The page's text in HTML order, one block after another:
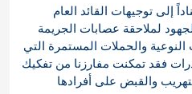
إلى توجيهات القائد العام
لملاحقة عصابات الجريمة
والحملات المستمرة التي
فقد تمكنت مفارزنا من تفكيك
والقبض على أفرادها